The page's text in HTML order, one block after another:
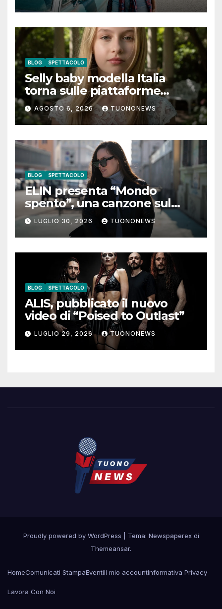
BLOG SPETTACOLO
Selly baby modella Italia
torna sulle piattaforme
digitali con “Luna lei mi
guarda”
AGOSTO 6, 2026 TUONONEWS
BLOG SPETTACOLO
ELIN presenta “Mondo
spento”, una canzone sul
coraggio di lasciare andare i
pensieri negativi
LUGLIO 30, 2026 TUONONEWS
BLOG SPETTACOLO
ALIS, pubblicato il nuovo
video di “Poised to Outlast”
LUGLIO 29, 2026 TUONONEWS
Proudly powered by WordPress
Tema: Newspaperex di
Themeansar.
HomeComunicati StampaEventiIl mio accountInformativa Privacy
Lavora Con Noi